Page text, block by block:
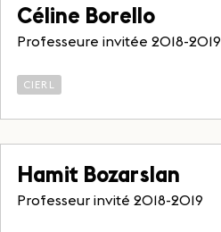
Céline Borello
Professeure invitée 2018-2019
CIERL
Hamit Bozarslan
Professeur invité 2018-2019